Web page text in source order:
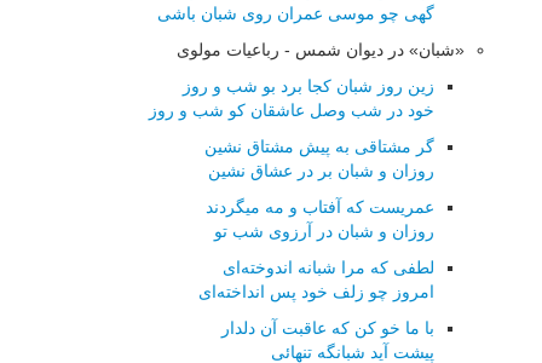
گهی چو موسی عمران روی شبان باشی
«شبان» در دیوان شمس - رباعیات مولوی
زین روز شبان کجا برد بو شب و روز
خود در شب وصل عاشقان کو شب و روز
گر مشتاقی به پیش مشتاق نشین
روزان و شبان بر در عشاق نشین
عمریست که آفتاب و مه میگردند
روزان و شبان در آرزوی شب تو
لطفی که مرا شبانه اندوخته‌ای
امروز چو زلف خود پس انداخته‌ای
با ما خو کن که عاقبت آن دلدار
پیشت آید شبانگه تنهائی